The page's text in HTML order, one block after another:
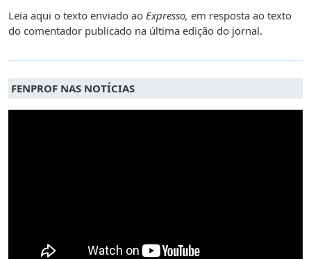
Leia aqui o texto enviado ao Expresso, em resposta ao texto
do comentador publicado na última edição do jornal.
FENPROF NAS NOTÍCIAS